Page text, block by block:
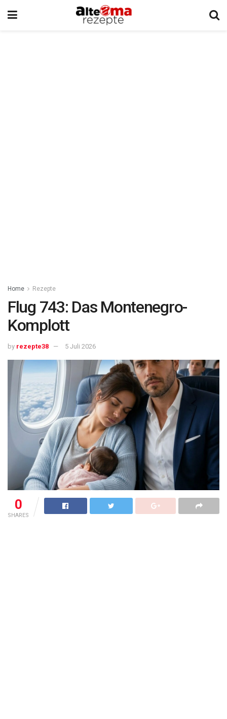
Home Rezepte
Flug 743: Das Montenegro-
Komplott
by rezepte38 5 Juli 2026
0
SHARES